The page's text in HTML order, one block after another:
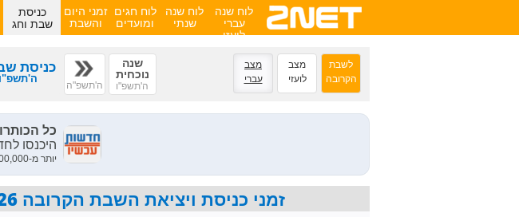
לוח שנה
עברי
לועזי
לוח שנה
שנתי
לוח חגים
ומועדים
זמני היום
והשבת
כניסת
שבת וחג
לשבת
הקרובה
מצב
לועזי
מצב
עברי
שנה
נוכחית
ה'תשפ"ו ה'תשפ"ה
כניסת
ה'תשפ"ו
זמני כניסת ויציאת השבת הקרובה 7-8/8/2026 כ"ה באב ה'תשפ"ו פרשת ראה